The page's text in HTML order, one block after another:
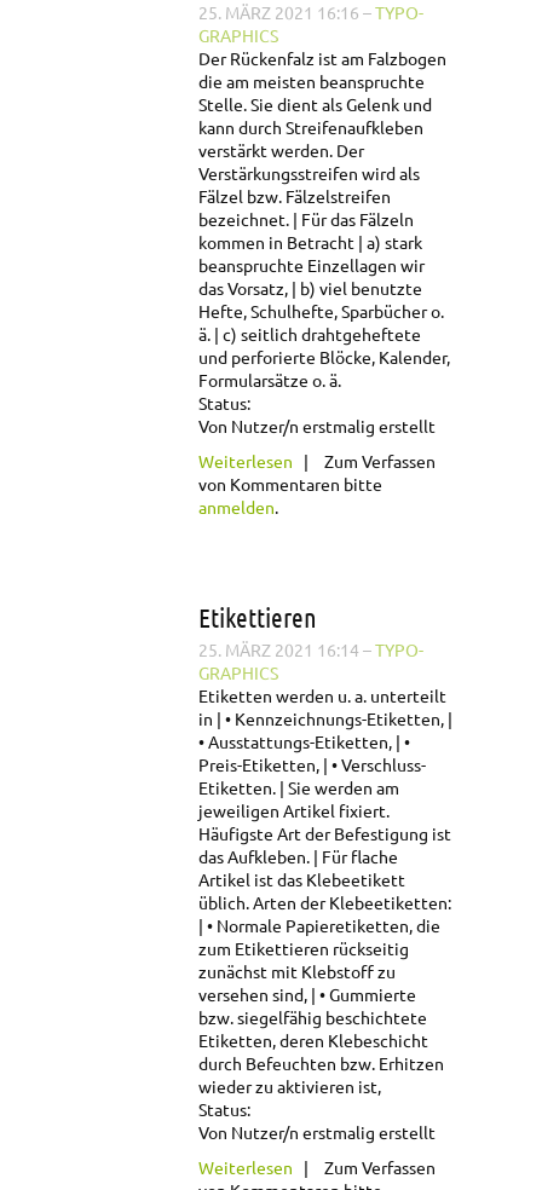
25. MÄRZ 2021 16:16 –TYPO-
GRAPHICS
Der Rückenfalz ist am Falzbogen
die am meisten beanspruchte
Stelle. Sie dient als Gelenk und
kann durch Streifenaufkleben
verstärkt werden. Der
Verstärkungsstreifen wird als
Fälzel bzw. Fälzelstreifen
bezeichnet.
Für das Fälzeln
kommen in Betracht
a) stark
beanspruchte Einzellagen wir
das Vorsatz,
b) viel benutzte
Hefte, Schulhefte, Sparbücher o.
ä. c) seitlich drahtgeheftete
und perforierte Blöcke, Kalender,
Formularsätze o. ä.
Status:
Von Nutzer/n erstmalig erstellt
Weiterlesen über Fälzeln
Zum Verfassen
von Kommentaren bitte
anmelden.
Etikettieren
25. MÄRZ 2021 16:14 –TYPO-
GRAPHICS
Etiketten werden u. a. unterteilt
in
• Kennzeichnungs-Etiketten,
• Ausstattungs-Etiketten,
•
Preis-Etiketten,
• Verschluss-
Etiketten.
Sie werden am
jeweiligen Artikel fixiert.
Häufigste Art der Befestigung ist
das Aufkleben.
Für flache
Artikel ist das Klebeetikett
üblich. Arten der Klebeetiketten:
• Normale Papieretiketten, die
zum Etikettieren rückseitig
zunächst mit Klebstoff zu
versehen sind,
• Gummierte
bzw. siegelfähig beschichtete
Etiketten, deren Klebeschicht
durch Befeuchten bzw. Erhitzen
wieder zu aktivieren ist,
Status:
Von Nutzer/n erstmalig erstellt
Weiterlesen über Etikettieren
Zum Verfassen